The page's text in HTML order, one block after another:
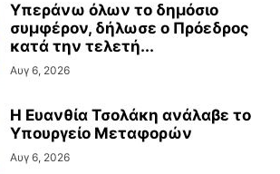
Υπεράνω όλων το δημόσιο
συμφέρον, δήλωσε ο Πρόεδρος
κατά την τελετή...
Αυγ 6, 2026
Η Ευανθία Τσολάκη ανάλαβε το
Υπουργείο Μεταφορών
Αυγ 6, 2026